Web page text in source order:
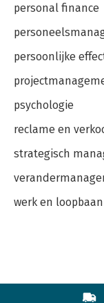
personal finance
persoonlijke
psychologie
reclame en
strategisch
werk en loopbaan